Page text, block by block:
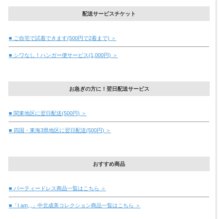
配送サービスチケット
■ ご自宅で試着できます(500円で2着まで) ＞
■ シワなし！ハンガー便サービス(1,000円) ＞
お急ぎの方に！翌日配送サービス
■ 関東地区に翌日配送(500円) ＞
■ 四国・東海3県地区に翌日配送(500円) ＞
おすすめ商品
■ パーティードレス商品一覧はこちら ＞
■「I am,,,」中北成美コレクション商品一覧はこちら ＞